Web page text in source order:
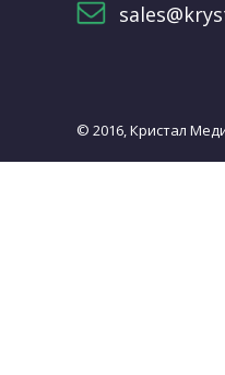
© 2016, Кристал